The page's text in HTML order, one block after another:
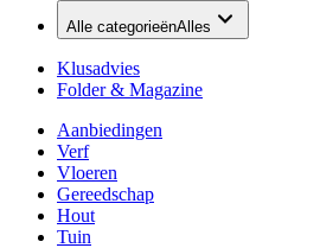
Alle categorieënAlles
Klusadvies
Folder & Magazine
Aanbiedingen
Verf
Vloeren
Gereedschap
Hout
Tuin